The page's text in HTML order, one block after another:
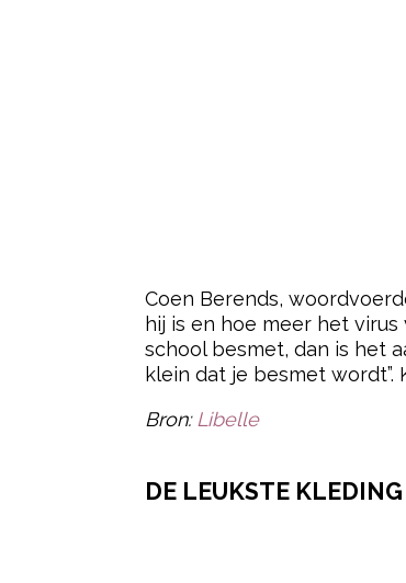
Coen Berends,
hij is en hoe meer het
school besmet, dan is het
klein dat je besmet
Bron:Libelle
DE LEUKSTE